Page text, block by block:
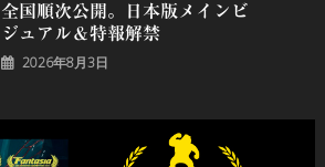
全国順次公開。日本版メインビ
ジュアル＆特報解禁
2026年8月3日